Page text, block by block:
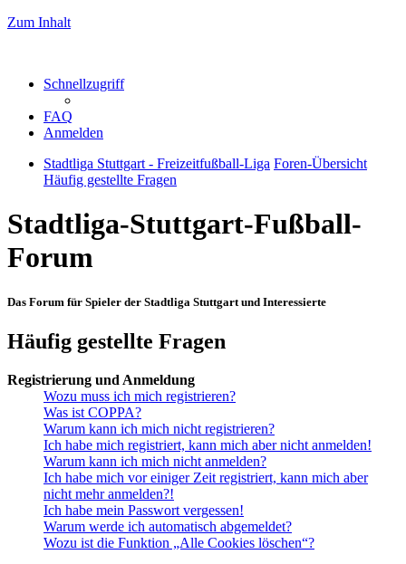
Zum Inhalt
Schnellzugriff
FAQ
Anmelden
Stadtliga Stuttgart - Freizeitfußball-Liga Foren-Übersicht
Häufig gestellte Fragen
Stadtliga-Stuttgart-Fußball-
Forum
Das Forum für Spieler der Stadtliga Stuttgart und Interessierte
Häufig gestellte Fragen
Registrierung und Anmeldung
Wozu muss ich mich registrieren?
Was ist COPPA?
Warum kann ich mich nicht registrieren?
Ich habe mich registriert, kann mich aber nicht anmelden!
Warum kann ich mich nicht anmelden?
Ich habe mich vor einiger Zeit registriert, kann mich aber
nicht mehr anmelden?!
Ich habe mein Passwort vergessen!
Warum werde ich automatisch abgemeldet?
Wozu ist die Funktion „Alle Cookies löschen“?